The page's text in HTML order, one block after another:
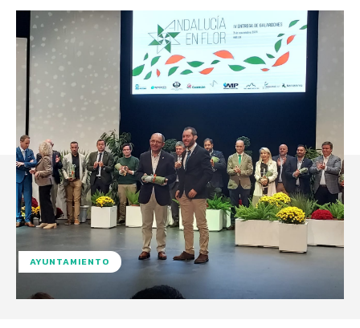
AYUNTAMIENTO